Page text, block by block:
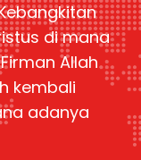
di mana
Allah
kembali
adanya